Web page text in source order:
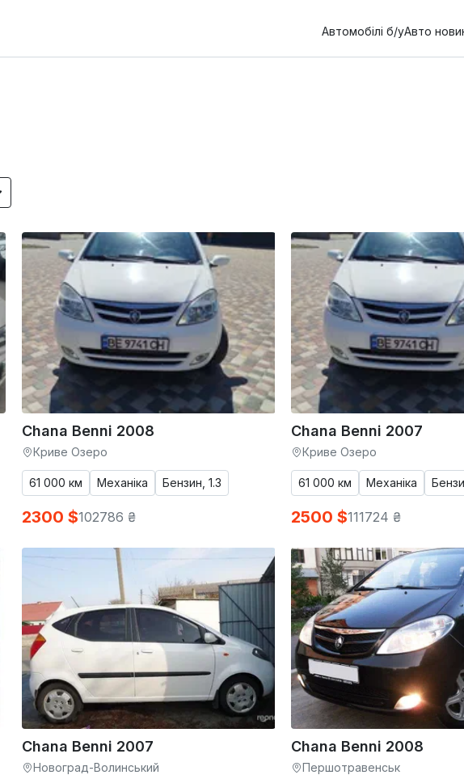
Автомобілі б/уАвто
Chana Benni 2008
Криве Озеро
61 000 км Механіка Бензин, 1.3
2300 $102786 ₴
Chana Benni 2007
Криве Озеро
61 000 км Механіка
2500 $111724 ₴
Chana Benni 2007
Новоград-Волинський
Chana Benni 2008
Першотравенськ